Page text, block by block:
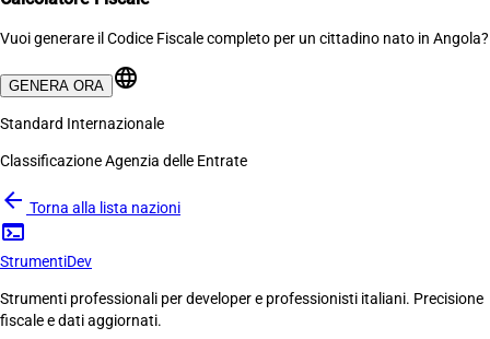
Vuoi generare il Codice Fiscale completo per un cittadino nato in Angola?
GENERA ORA language
Standard Internazionale
Classificazione Agenzia delle Entrate
arrow_back Torna alla lista nazioni
terminal
StrumentiDev
Strumenti professionali per developer e professionisti italiani. Precisione
fiscale e dati aggiornati.